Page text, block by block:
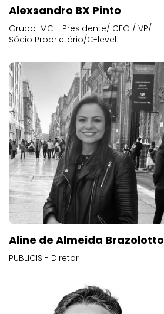
Alexsandro BX Pinto
Grupo IMC - Presidente/ CEO / VP/
Sócio Proprietário/C-level
Aline de Almeida Brazolotto
PUBLICIS - Diretor